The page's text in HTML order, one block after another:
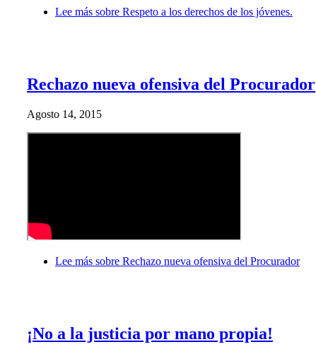
Lee más sobre Respeto a los derechos de los jóvenes.
Rechazo nueva ofensiva del Procurador
Agosto 14, 2015
Lee más sobre Rechazo nueva ofensiva del Procurador
¡No a la justicia por mano propia!